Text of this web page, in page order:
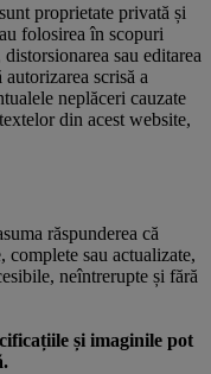
proprietate privată și
folosirea în scopuri
sau editarea
scrisă a
neplăceri cauzate
din acest website,
răspunderea că
complete sau actualizate,
neîntrerupte și fără
și imaginile pot